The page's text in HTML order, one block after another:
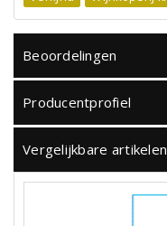
Beoordelingen
Producentprofiel
Vergelijkbare artikelen